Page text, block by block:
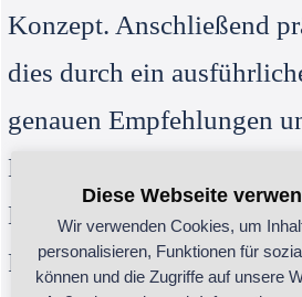
Konzept. Anschließend
dies durch ein
genauen Empfehlungen
Dadurch erleben Sie
Durchsprache die
Formen und
Diese Webseite
Wir verwenden Cookies, um
personalisieren, Funktionen für
können und die Zugriffe auf unsere